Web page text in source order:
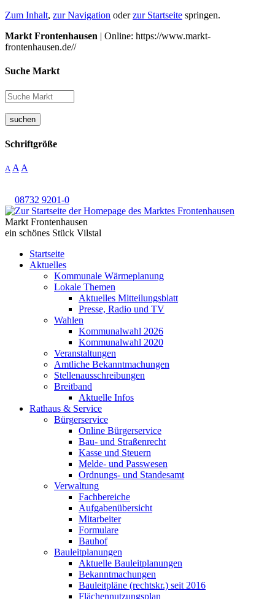
Zum Inhalt, zur Navigation oderzur Startseite springen.
Markt Frontenhausen | Online: https://www.markt-
frontenhausen.de//
Suche Markt
suchen
Schriftgröße
A A A
08732 9201-0
Markt Frontenhausen
ein schönes Stück Vilstal
Startseite
Aktuelles
Kommunale Wärmeplanung
Lokale Themen
Aktuelles Mitteilungsblatt
Presse, Radio und TV
Wahlen
Kommunalwahl 2026
Kommunalwahl 2020
Veranstaltungen
Amtliche Bekanntmachungen
Stellenausschreibungen
Breitband
Aktuelle Infos
Rathaus & Service
Bürgerservice
Online Bürgerservice
Bau- und Straßenrecht
Kasse und Steuern
Melde- und Passwesen
Ordnungs- und Standesamt
Verwaltung
Fachbereiche
Aufgabenübersicht
Mitarbeiter
Formulare
Bauhof
Bauleitplanungen
Aktuelle Bauleitplanungen
Bekanntmachungen
Bauleitpläne (rechtskr.) seit 2016
Flächennutzungsplan